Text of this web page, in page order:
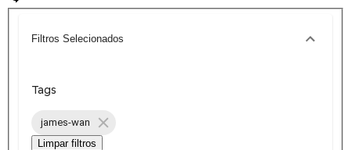
Filtros Selecionados
Tags
james-wan
Limpar filtros